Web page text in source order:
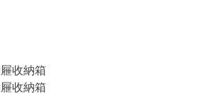
收納箱
收納箱